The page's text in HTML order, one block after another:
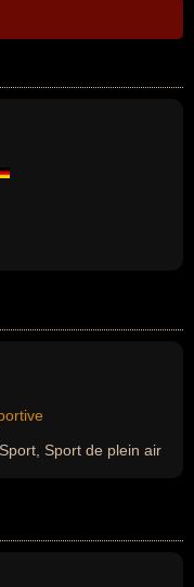
Sport de plein air